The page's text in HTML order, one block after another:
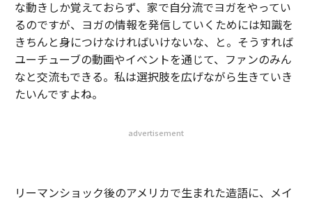
な動きしか覚えておらず、家で自分流でヨガをやってい
るのですが、ヨガの情報を発信していくためには知識を
きちんと身につけなければいけないな、と。そうすれば
ユーチューブの動画やイベントを通じて、ファンのみん
なと交流もできる。私は選択肢を広げながら生きていき
たいんですよね。
advertisement
リーマンショック後のアメリカで生まれた造語に、メイ